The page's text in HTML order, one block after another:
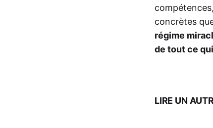
concrètes
régime
de tout ce
LIRE UN